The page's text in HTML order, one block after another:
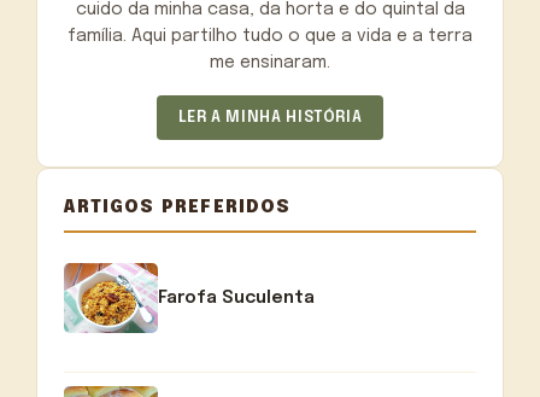
cuido da minha casa, da horta e do quintal da
família. Aqui partilho tudo o que a vida e a terra
me ensinaram.
LER A MINHA HISTÓRIA
ARTIGOS PREFERIDOS
Farofa Suculenta